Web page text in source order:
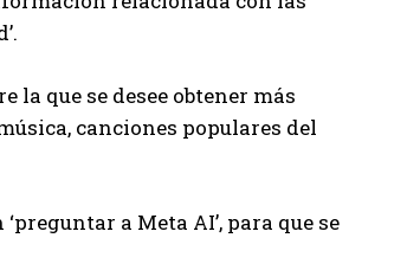
que se desee obtener más
canciones populares del
a Meta AI’, para que se